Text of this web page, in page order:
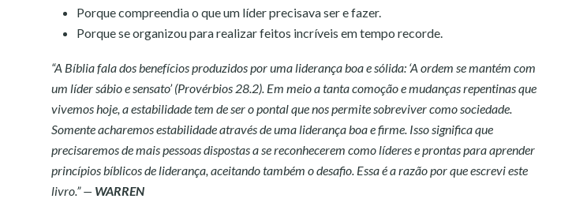
Porque compreendia o que um líder precisava ser e fazer.
Porque se organizou para realizar feitos incríveis em tempo recorde.
“A Bíblia fala dos benefícios produzidos por uma liderança boa e sólida: ‘A ordem se mantém com
um líder sábio e sensato’ (Provérbios 28.2). Em meio a tanta comoção e mudanças repentinas que
vivemos hoje, a estabilidade tem de ser o pontal que nos permite sobreviver como sociedade.
Somente acharemos estabilidade através de uma liderança boa e firme. Isso significa que
precisaremos de mais pessoas dispostas a se reconhecerem como líderes e prontas para aprender
princípios bíblicos de liderança, aceitando também o desafio. Essa é a razão por que escrevi este
livro.” — WARREN